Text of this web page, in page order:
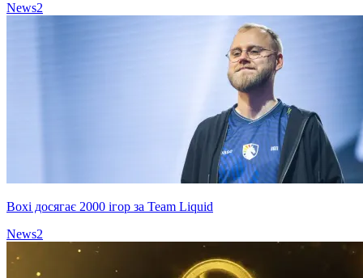
News2
Boxi досягає 2000 ігор за Team Liquid
News2